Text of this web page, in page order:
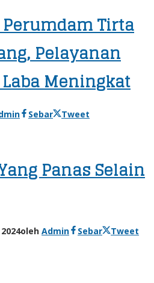
Tirta
Pelayanan
Meningkat
Sebar
Tweet
Panas Selain
oleh Admin Sebar
Tweet